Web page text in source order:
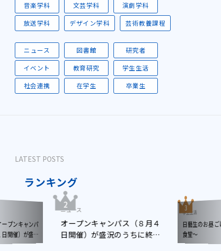
音楽学科
文芸学科
演劇学科
放送学科
デザイン学科 芸術教養課程
ニュース 図書館
研究者
イベント
教育研究
学生生活
社会連携
在学生 卒業生
LATEST POSTS
ランキング
プンキャンパ
開催）が盛況
ました
ニュース
オープンキャンパス（８月４
日開催）が盛況のうちに終了
学生生活
日藝生のお昼
食堂～